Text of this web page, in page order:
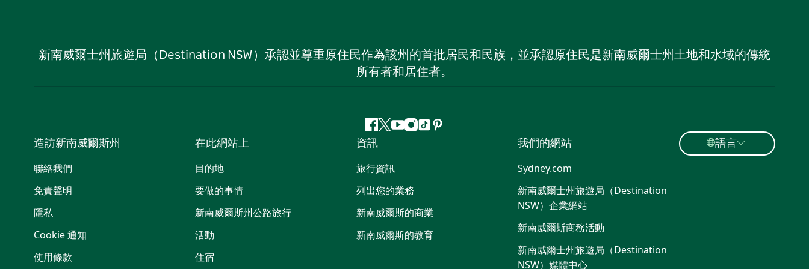
新南威爾士州旅遊局（Destination NSW）承認並尊重原住民作為該州的首批居民和民族，並承認原住民是新南威爾士州土地和水域的傳統
所有者和居住者。
Facebook
嘰
喳
喳
Youtube
Instagram
抖 Pinterest
造訪新南威爾斯州
聯絡我們
免責聲明
隱私
Cookie 通知
使用條款
在此網站上
目的地
要做的事情
新南威爾斯州公路旅行
活動
住宿
資訊
旅行資訊
列出您的業務
新南威爾斯的商業
新南威爾斯的教育
我們的網站
Sydney.com
新南威爾士州旅遊局（Destination
NSW）企業網站​
新南威爾斯商務活動
新南威爾士州旅遊局（Destination
NSW）媒體中心
語言